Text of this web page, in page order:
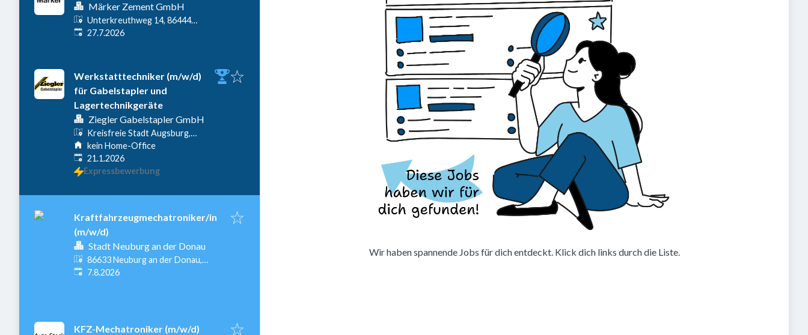
Märker Zement GmbH
Unterkreuthweg 14, 86444
Affing-Mühlhausen,
Veröffentlicht
27.7.2026
Werkstatttechniker (m/w/d)
für Gabelstapler und
Lagertechnikgeräte
Ziegler Gabelstapler GmbH
Kreisfreie Stadt Augsburg,
Augsburg, Deutschland
kein Home-Office
Veröffentlicht
21.1.2026
Expressbewerbung
Kraftfahrzeugmechatroniker/in
(m/w/d)
Stadt Neuburg an der Donau
86633 Neuburg an der Donau,
Deutschland
Veröffentlicht
7.8.2026
KFZ-Mechatroniker (m/w/d)
Wir haben spannende Jobs für dich entdeckt. Klick dich links durch die Liste.